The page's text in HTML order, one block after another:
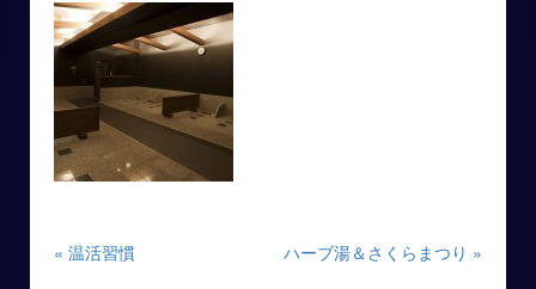
« 温活習慣 ハーブ湯＆さくらまつり »